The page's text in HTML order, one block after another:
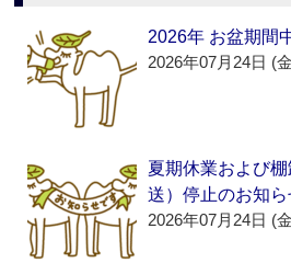
2026年 お盆期間
2026年07月24日 (
夏期休業および
送）停止のお知ら
2026年07月24日 (